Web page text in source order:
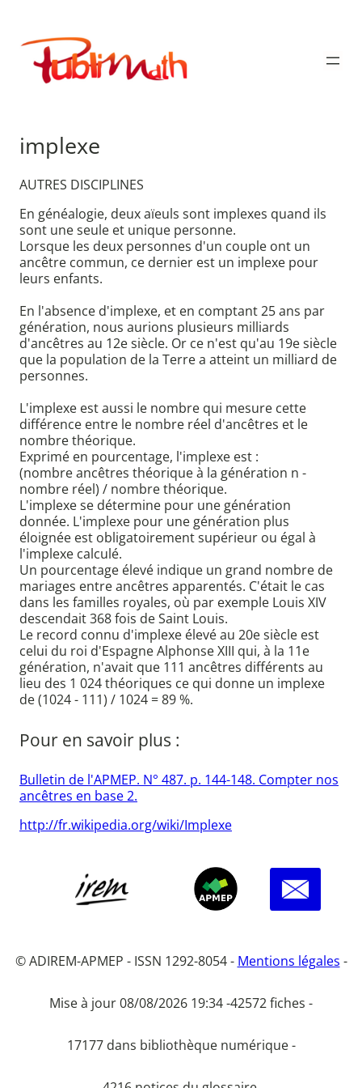
contenu
Publimath
implexe
AUTRES DISCIPLINES
En généalogie, deux aïeuls sont implexes quand ils
sont une seule et unique personne.
Lorsque les deux personnes d'un couple ont un
ancêtre commun, ce dernier est un implexe pour
leurs enfants.
En l'absence d'implexe, et en comptant 25 ans par
génération, nous aurions plusieurs milliards
d'ancêtres au 12e siècle. Or ce n'est qu'au 19e siècle
que la population de la Terre a atteint un milliard de
personnes.
L'implexe est aussi le nombre qui mesure cette
différence entre le nombre réel d'ancêtres et le
nombre théorique.
Exprimé en pourcentage, l'implexe est :
(nombre ancêtres théorique à la génération n -
nombre réel) / nombre théorique.
L'implexe se détermine pour une génération
donnée. L'implexe pour une génération plus
éloignée est obligatoirement supérieur ou égal à
l'implexe calculé.
Un pourcentage élevé indique un grand nombre de
mariages entre ancêtres apparentés. C'était le cas
dans les familles royales, où par exemple Louis XIV
descendait 368 fois de Saint Louis.
Le record connu d'implexe élevé au 20e siècle est
celui du roi d'Espagne Alphonse XIII qui, à la 11e
génération, n'avait que 111 ancêtres différents au
lieu des 1 024 théoriques ce qui donne un implexe
de (1024 - 111) / 1024 = 89 %.
Pour en savoir plus :
Bulletin de l'APMEP. N° 487. p. 144-148. Compter nos
ancêtres en base 2.
http://fr.wikipedia.org/wiki/Implexe
© ADIREM-APMEP - ISSN 1292-8054 - Mentions légales -
Mise à jour 08/08/2026 19:34 -42572 fiches -
17177 dans bibliothèque numérique -